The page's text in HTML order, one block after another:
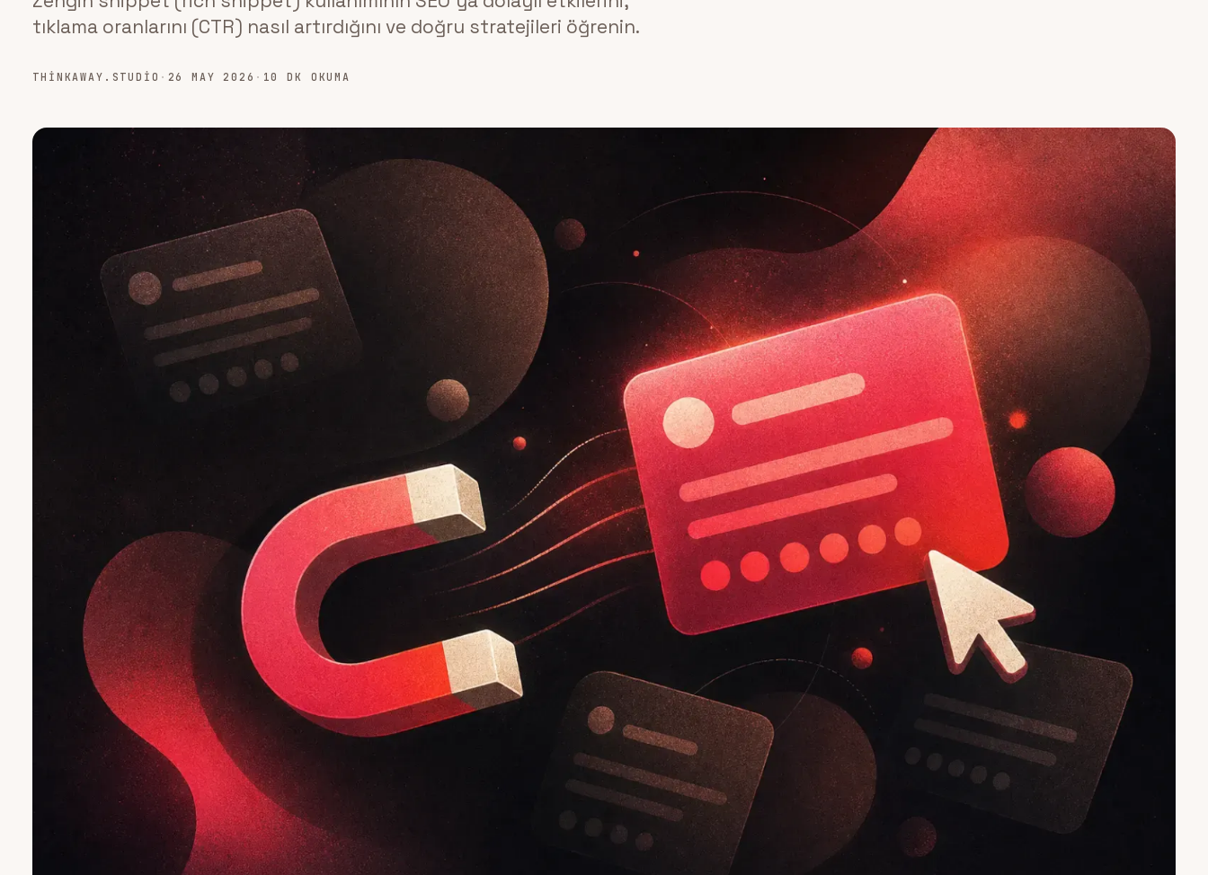
tıklama oranlarını (CTR) nasıl artırdığını ve doğru stratejileri öğrenin.
THINKAWAY.STUDIO · 26 MAY 2026 · 10 DK OKUMA